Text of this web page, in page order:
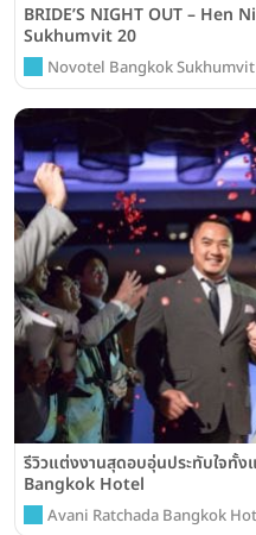
BRIDE’S NIGHT OUT –
Sukhumvit 20
Novotel Bangkok
รีวิวแต่งงานสุดอบอุ่นประทับใจทั้
Bangkok Hotel
Avani Ratchada Bangkok